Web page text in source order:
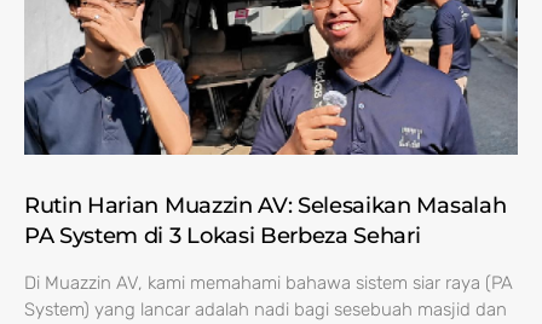
Rutin Harian Muazzin AV: Selesaikan Masalah
PA System di 3 Lokasi Berbeza Sehari
Di Muazzin AV, kami memahami bahawa sistem siar raya (PA
System) yang lancar adalah nadi bagi sesebuah masjid dan